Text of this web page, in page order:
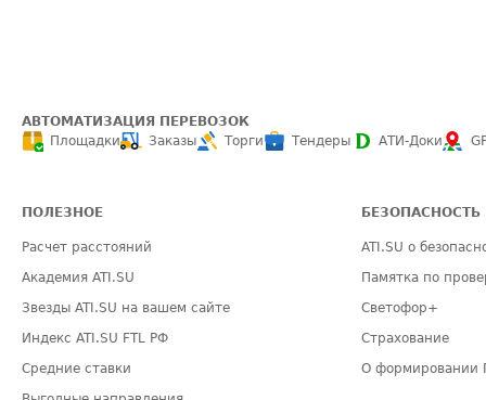
АВТОМАТИЗАЦИЯ ПЕРЕВОЗОК
Площадки
Заказы Торги Тендеры АТИ-Доки
ПОЛЕЗНОЕ
Расчет расстояний
Академия ATI.SU
Звезды ATI.SU на вашем сайте
Индекс ATI.SU FTL РФ
Средние ставки
БЕЗОПАСНОСТЬ
ATI.SU о
Памятка по
Светофор+
Страхование
О формировании